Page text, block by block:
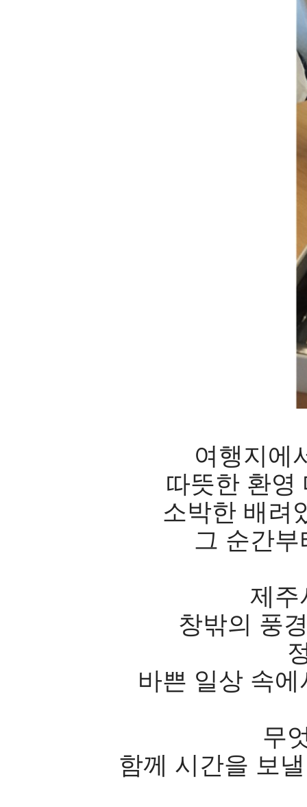
여행지에
따뜻한 환영
소박한 배려
그 순간
제주
창밖의 풍
바쁜 일상 속
무
함께 시간을 보